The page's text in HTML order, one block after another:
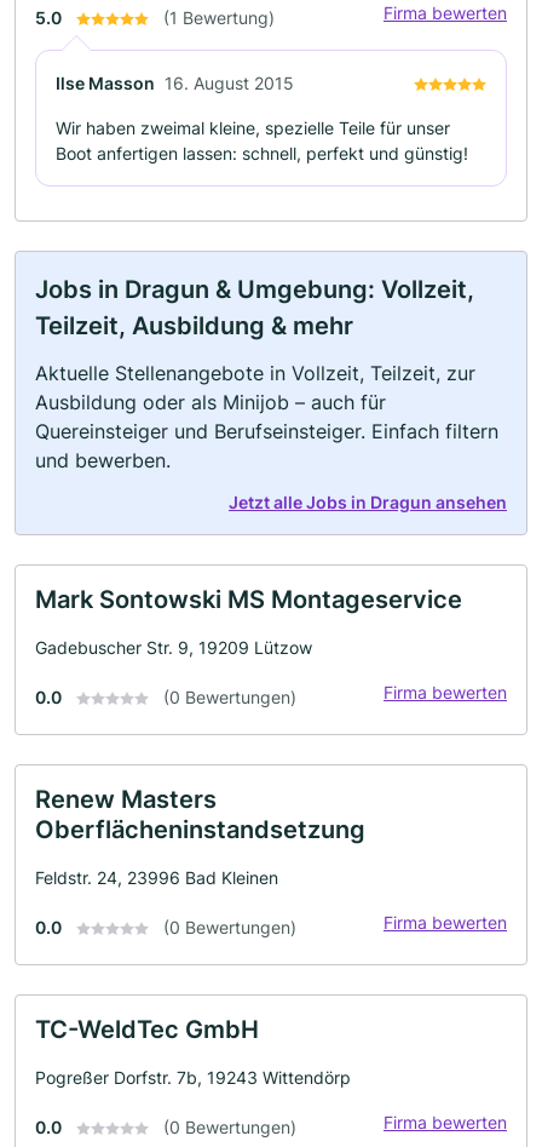
5.0 (1 Bewertung) Firma bewerten
Ilse Masson 16. August 2015
Wir haben zweimal kleine, spezielle Teile für unser
Boot anfertigen lassen: schnell, perfekt und günstig!
Jobs in Dragun & Umgebung: Vollzeit,
Teilzeit, Ausbildung & mehr
Aktuelle Stellenangebote in Vollzeit, Teilzeit, zur
Ausbildung oder als Minijob – auch für
Quereinsteiger und Berufseinsteiger. Einfach filtern
und bewerben.
Jetzt alle Jobs in Dragun ansehen
Mark Sontowski MS Montageservice
Gadebuscher Str. 9, 19209 Lützow
0.0 (0 Bewertungen) Firma bewerten
Renew Masters
Oberflächeninstandsetzung
Feldstr. 24, 23996 Bad Kleinen
0.0 (0 Bewertungen) Firma bewerten
TC-WeldTec GmbH
Pogreßer Dorfstr. 7b, 19243 Wittendörp
0.0 (0 Bewertungen) Firma bewerten